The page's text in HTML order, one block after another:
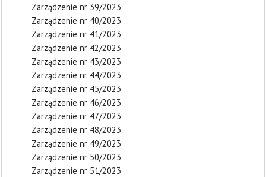
Zarządzenie nr 39/2023
Zarządzenie nr 40/2023
Zarządzenie nr 41/2023
Zarządzenie nr 42/2023
Zarządzenie nr 43/2023
Zarządzenie nr 44/2023
Zarządzenie nr 45/2023
Zarządzenie nr 46/2023
Zarządzenie nr 47/2023
Zarządzenie nr 48/2023
Zarządzenie nr 49/2023
Zarządzenie nr 50/2023
Zarządzenie nr 51/2023